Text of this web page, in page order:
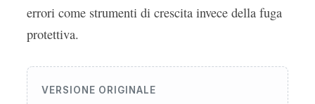
errori come strumenti di crescita invece della fuga
protettiva.
VERSIONE ORIGINALE